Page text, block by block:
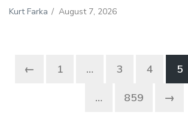
Kurt Farka / August 7, 2026
← 1 … 3 4 5
… 859 →